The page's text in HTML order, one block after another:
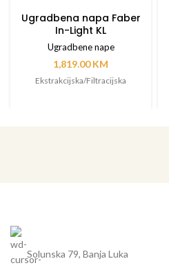
Ugradbena napa Faber
In-Light KL
Ugradbene nape
1,819.00KM
Ekstrakcijska/Filtracijska
Solunska 79, Banja Luka